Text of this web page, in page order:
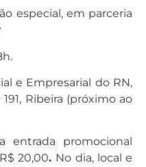
especial, em parceria
e Empresarial do RN,
Ribeira (próximo ao
entrada promocional
20,00. No dia, local e